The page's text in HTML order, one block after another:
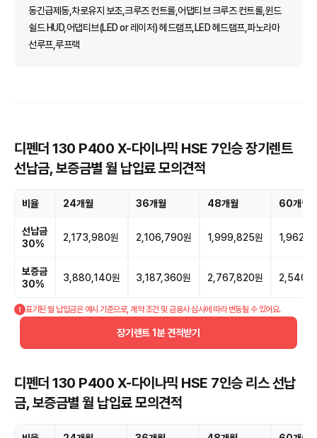
동긴급제동,차로유지 보조,크루즈 컨트롤,어댑티브 크루즈 컨트롤,윈드
쉴드 HUD,어댑티브(LED or 레이저) 헤드램프,LED 헤드램프,파노라마
선루프,루프랙
디펜더 130 P400 X-다이나믹 HSE 7인승 장기렌트
선납금, 보증금별 월 납입료 모의견적
비율 24개월 36개월 48개월 60개월
선납금
30%
2,173,980원 2,106,790원 1,999,825원
보증금
30%
3,880,140원 3,187,360원 2,767,820원
표기된 월 납입금은 예시 기준으로, 계약 조건 및 금융사 심사에 따라 변동될 수 있어요.
장기렌트 1분 견적받기
디펜더 130 P400 X-다이나믹 HSE 7인승 리스 선납
금, 보증금별 월 납입료 모의견적